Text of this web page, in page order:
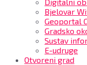
Bjelovar
Geoportal
Gradsko
Sustav
E-udruge
Otvoreni grad